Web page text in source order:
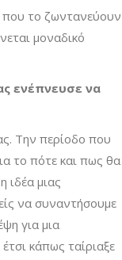
το ζωντανεύουν
μοναδικό
ενέπνευσε να
Την περίοδο που
το πότε και πως θα
ιδέα μιας
να συναντήσουμε
για μια
κάπως ταίριαξε